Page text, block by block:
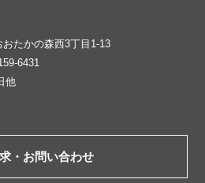
たかの森西3丁目1-13
6431
他
・お問い合わせ